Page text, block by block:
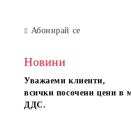
Абонирай се
Новини
Уважаеми клиенти,
всички посочени цени в
ДДС.